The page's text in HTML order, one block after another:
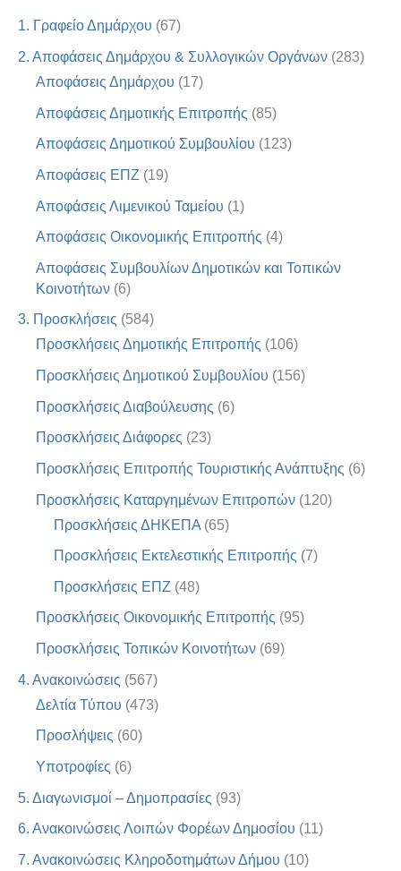
1. Γραφείο Δημάρχου (67)
2. Αποφάσεις Δημάρχου & Συλλογικών Οργάνων (283)
Αποφάσεις Δημάρχου (17)
Αποφάσεις Δημοτικής Επιτροπής (85)
Αποφάσεις Δημοτικού Συμβουλίου (123)
Αποφάσεις ΕΠΖ (19)
Αποφάσεις Λιμενικού Ταμείου (1)
Αποφάσεις Οικονομικής Επιτροπής (4)
Αποφάσεις Συμβουλίων Δημοτικών και Τοπικών
Κοινοτήτων (6)
3. Προσκλήσεις (584)
Προσκλήσεις Δημοτικής Επιτροπής (106)
Προσκλήσεις Δημοτικού Συμβουλίου (156)
Προσκλήσεις Διαβούλευσης (6)
Προσκλήσεις Διάφορες (23)
Προσκλήσεις Επιτροπής Τουριστικής Ανάπτυξης (6)
Προσκλήσεις Καταργημένων Επιτροπών (120)
Προσκλήσεις ΔΗΚΕΠΑ (65)
Προσκλήσεις Εκτελεστικής Επιτροπής (7)
Προσκλήσεις ΕΠΖ (48)
Προσκλήσεις Οικονομικής Επιτροπής (95)
Προσκλήσεις Τοπικών Κοινοτήτων (69)
4. Ανακοινώσεις (567)
Δελτία Τύπου (473)
Προσλήψεις (60)
Υποτροφίες (6)
5. Διαγωνισμοί – Δημοπρασίες (93)
6. Ανακοινώσεις Λοιπών Φορέων Δημοσίου (11)
7. Ανακοινώσεις Κληροδοτημάτων Δήμου (10)